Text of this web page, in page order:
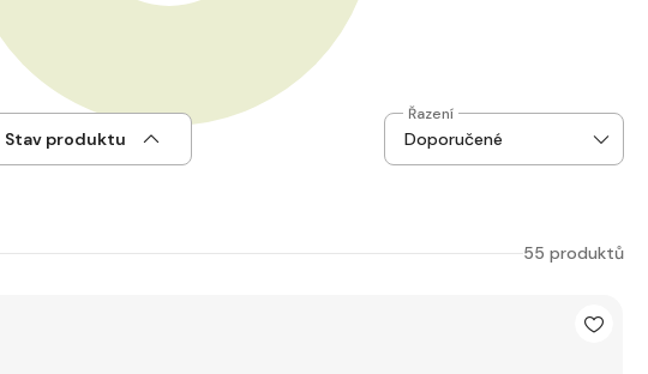
Stav produktu
Řazení
55 produktů